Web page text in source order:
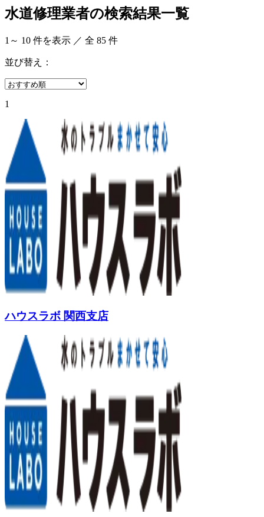
水道修理業者の検索結果一覧
1 ～ 10 件を表示 ／ 全 85 件
並び替え：
1
ハウスラボ 関西支店